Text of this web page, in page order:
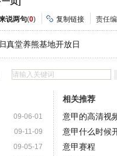
说两句(0) 复制链接 责任
真堂养熊基地开放日
09-06-01
09-11-09
09-05-17
相关推荐
意甲的高清视
意甲什么时候
意甲赛程